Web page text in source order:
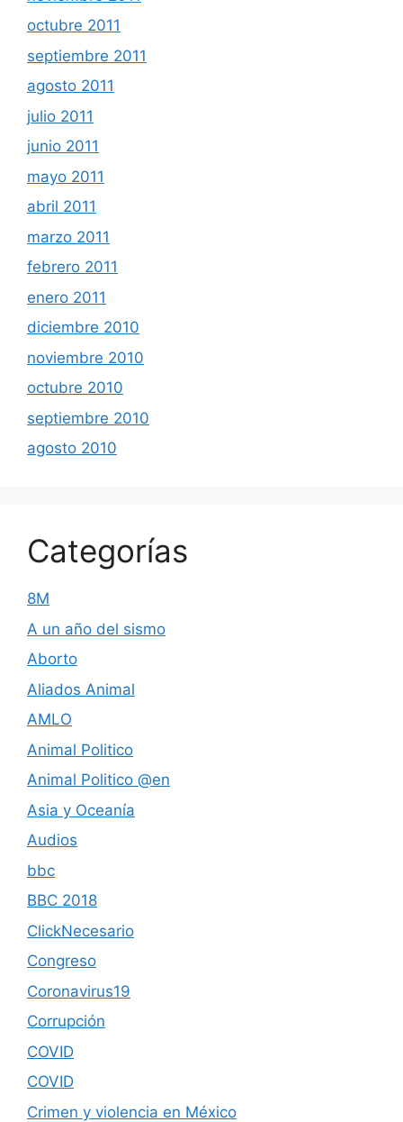
octubre 2011
septiembre 2011
agosto 2011
julio 2011
junio 2011
mayo 2011
abril 2011
marzo 2011
febrero 2011
enero 2011
diciembre 2010
noviembre 2010
octubre 2010
septiembre 2010
agosto 2010
Categorías
8M
A un año del sismo
Aborto
Aliados Animal
AMLO
Animal Politico
Animal Politico @en
Asia y Oceanía
Audios
bbc
BBC 2018
ClickNecesario
Congreso
Coronavirus19
Corrupción
COVID
COVID
Crimen y violencia en México